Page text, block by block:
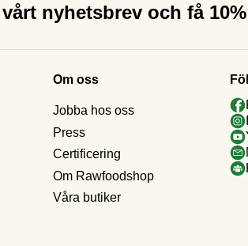
nyhetsbrev och få
Om oss
Jobba hos oss
Press
Certificering
Om Rawfoodshop
Våra butiker